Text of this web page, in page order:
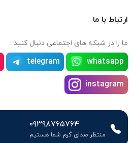
ارتباط با ما
ما را در شبکه های اجتماعی دنبال کنید
whatsapp
telegram
instagram
۰۹۳۹۸۷۶۵۷۶۴
منتظر صدای گرم شما هستیم